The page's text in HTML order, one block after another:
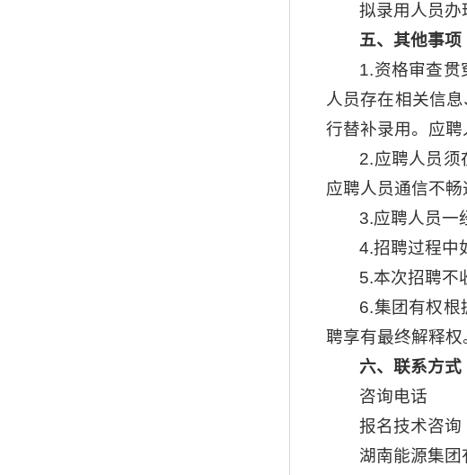
拟录用人员办
五、其他事项
1.资格审查贯
人员存在相关信
行替补录用。应聘
2.应聘人员须
应聘人员通信不畅
3.应聘人员一
4.招聘过程中
5.本次招聘不
6.集团有权根
聘享有最终解释权
六、联系方式
咨询电话
报名技术咨
湖南能源集